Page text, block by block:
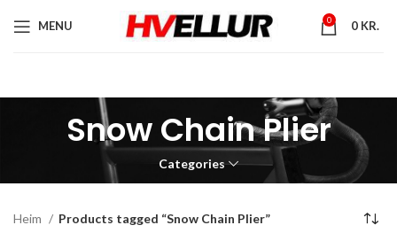
MENU 0 0 KR.
Snow Chain Plier
Categories
Heim Products tagged “Snow Chain Plier”